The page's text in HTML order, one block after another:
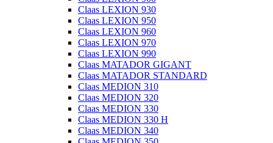
Claas LEXION 930
Claas LEXION 950
Claas LEXION 960
Claas LEXION 970
Claas LEXION 990
Claas MATADOR GIGANT
Claas MATADOR STANDARD
Claas MEDION 310
Claas MEDION 320
Claas MEDION 330
Claas MEDION 330 H
Claas MEDION 340